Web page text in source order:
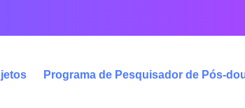
Programa de Pesquisador de Pós-